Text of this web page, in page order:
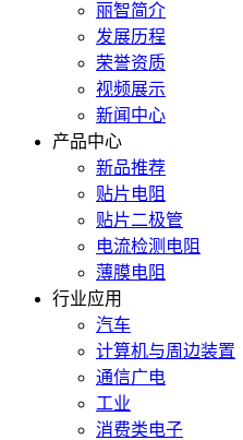
丽智简介
发展历程
荣誉资质
视频展示
新闻中心
产品中心
新品推荐
贴片电阻
贴片二极管
电流检测电阻
薄膜电阻
行业应用
汽车
计算机与周边装置
通信广电
工业
消费类电子